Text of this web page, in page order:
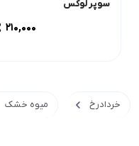
سوپر لوکس
210,000
خردادرخ میوه خشک